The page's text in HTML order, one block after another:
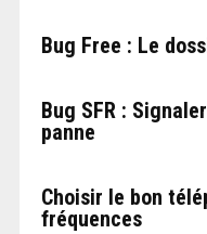
Bug Free : Le
Bug SFR :
panne
Choisir le bon
fréquences